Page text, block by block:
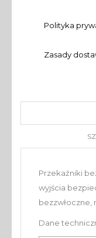
Polityka
Zasady
Przekaźniki
wyjścia
bezzwłoczne,
Dane